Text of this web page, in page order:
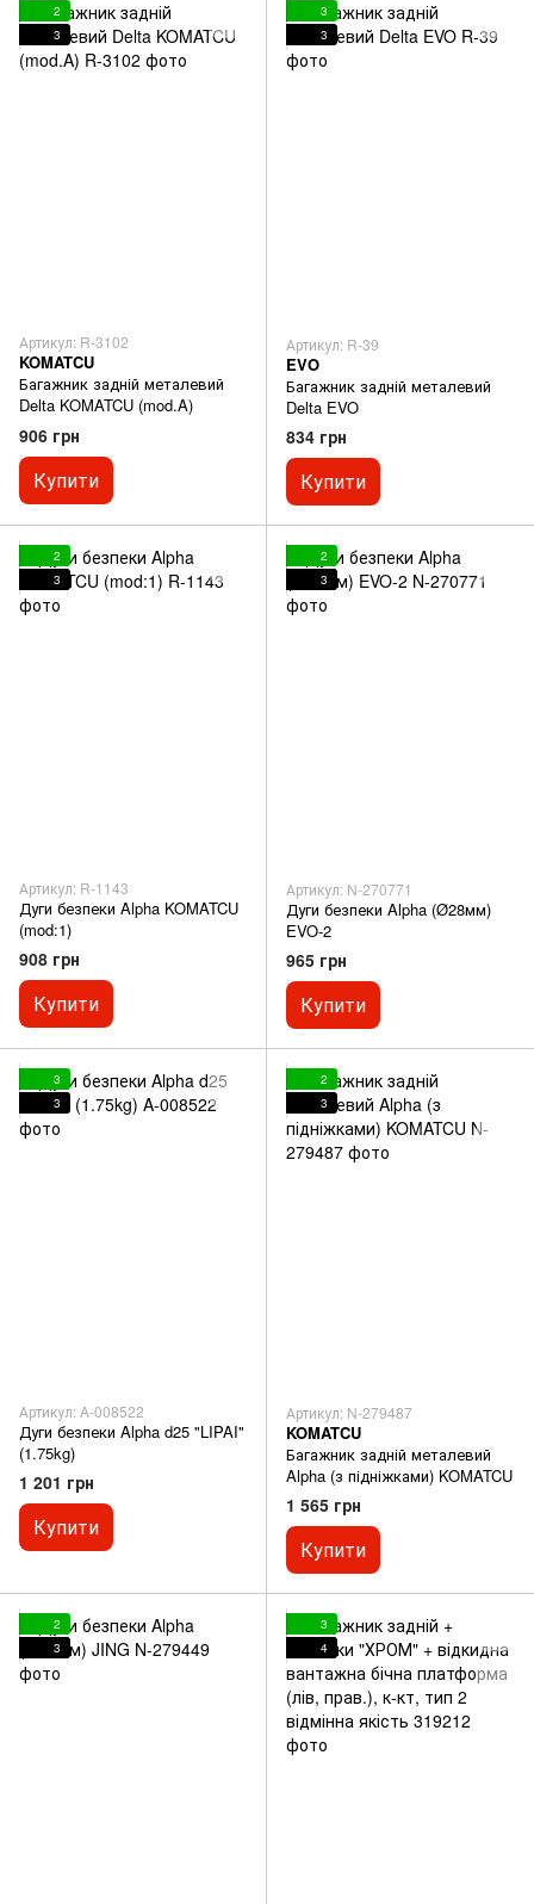
2
3
Артикул: R-3102
KOMATCU
Багажник задній металевий
Delta KOMATCU (mod.A)
906 грн
Купити
3
3
Артикул: R-39
EVO
Багажник задній металевий
Delta EVO
834 грн
Купити
2
3
Артикул: R-1143
Дуги безпеки Alpha KOMATCU
(mod:1)
908 грн
Купити
2
3
Артикул: N-270771
Дуги безпеки Alpha (Ø28мм)
EVO-2
965 грн
Купити
3
3
Артикул: A-008522
Дуги безпеки Alpha d25 "LIPAI"
(1.75kg)
1 201 грн
Купити
2
3
Артикул: N-279487
KOMATCU
Багажник задній металевий
Alpha (з підніжками) KOMATCU
1 565 грн
Купити
2
3
3
4